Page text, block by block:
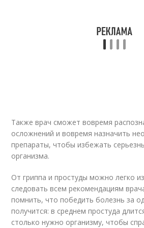
Также врач сможет вовремя
осложнений и вовремя назначить
препараты, чтобы избежать
организма.
От гриппа и простуды можно легко
следовать всем рекомендациям
помнить, что победить болезнь за
получится: в среднем простуда
столько нужно организму, чтобы